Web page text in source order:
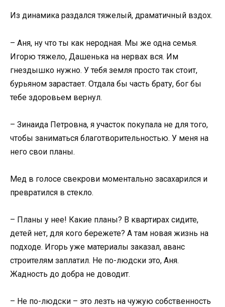
Из динамика раздался тяжелый, драматичный вздох.
– Аня, ну что ты как неродная. Мы же одна семья.
Игорю тяжело, Дашенька на нервах вся. Им
гнездышко нужно. У тебя земля просто так стоит,
бурьяном зарастает. Отдала бы часть брату, бог бы
тебе здоровьем вернул.
– Зинаида Петровна, я участок покупала не для того,
чтобы заниматься благотворительностью. У меня на
него свои планы.
Мед в голосе свекрови моментально засахарился и
превратился в стекло.
– Планы у нее! Какие планы? В квартирах сидите,
детей нет, для кого бережете? А там новая жизнь на
подходе. Игорь уже материалы заказал, аванс
строителям заплатил. Не по-людски это, Аня.
Жадность до добра не доводит.
– Не по-людски – это лезть на чужую собственность